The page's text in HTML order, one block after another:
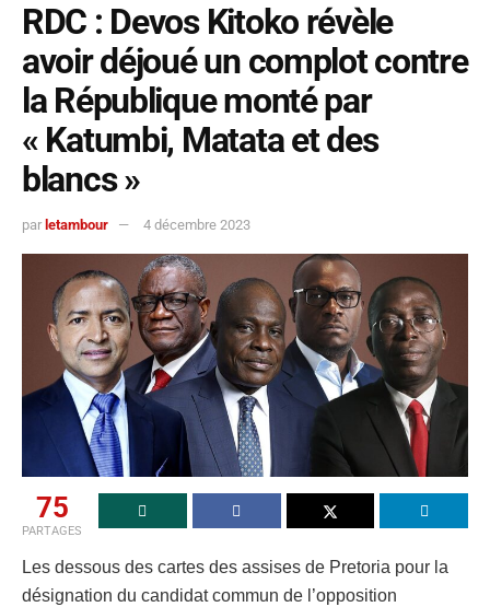
RDC : Devos Kitoko révèle
avoir déjoué un complot contre
la République monté par
« Katumbi, Matata et des
blancs »
par letambour 4 décembre 2023
75
PARTAGES
Les dessous des cartes des assises de Pretoria pour la
désignation du candidat commun de l’opposition